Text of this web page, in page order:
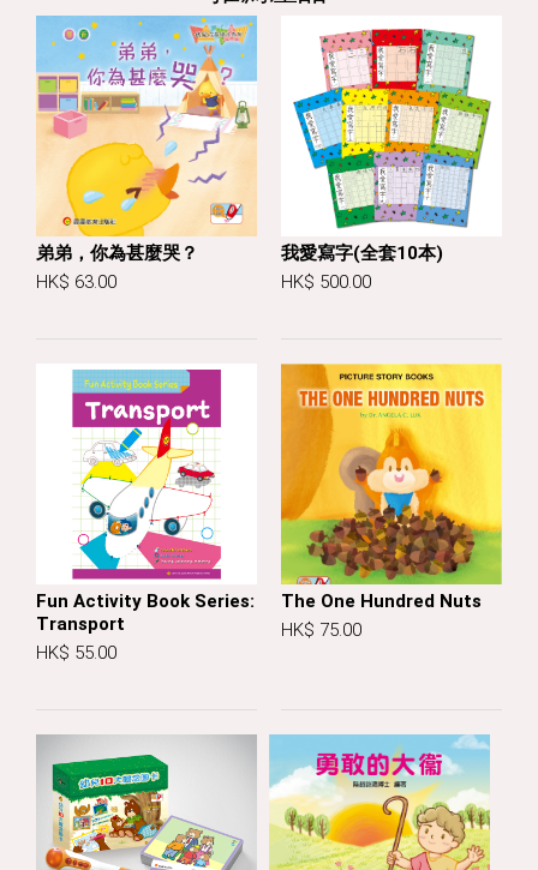
弟弟，你為甚麼哭？
HK$ 63.00
我愛寫字(全套10本)
HK$ 500.00
Fun Activity Book Series:
Transport
HK$ 55.00
The One Hundred Nuts
HK$ 75.00